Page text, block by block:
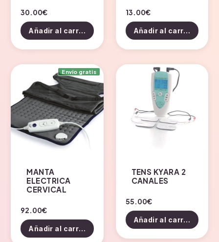
30.00€
Añadir al carrito
13.00€
Añadir al carrito
Envío gratis
MANTA
ELECTRICA
CERVICAL
92.00€
Añadir al carrito
TENS KYARA 2
CANALES
55.00€
Añadir al carrito